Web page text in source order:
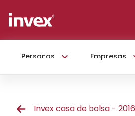
Personas Empresas
Invex casa de bolsa - 2016